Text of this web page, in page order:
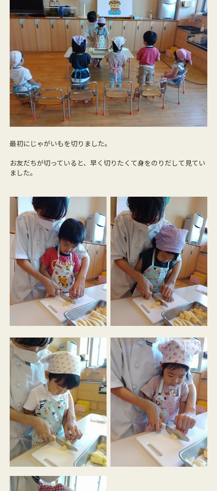
最初にじゃがいもを切りました。
お友だちが切っていると、早く切りたくて身をのりだして見てい
ました。